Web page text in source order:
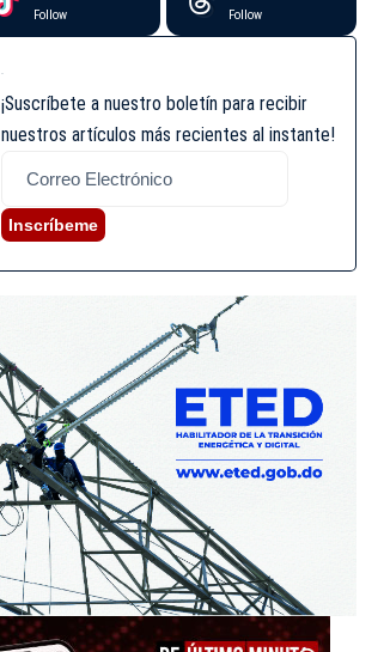
Follow Follow
¡Suscríbete a nuestro boletín para recibir
nuestros artículos más recientes al instante!
Inscríbeme